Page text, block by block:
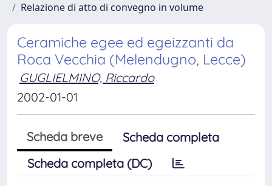
Relazione di atto di convegno in volume
Ceramiche egee ed egeizzanti da
Roca Vecchia (Melendugno, Lecce)
GUGLIELMINO, Riccardo
2002-01-01
Scheda breve
Scheda completa
Scheda completa (DC)